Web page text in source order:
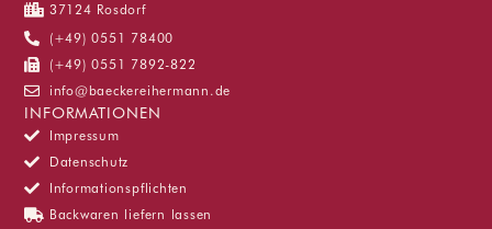
37124 Rosdorf
(+49) 0551 78400
(+49) 0551 7892-822
info@baeckereihermann.de
INFORMATIONEN
Impressum
Datenschutz
Informationspflichten
Backwaren liefern lassen